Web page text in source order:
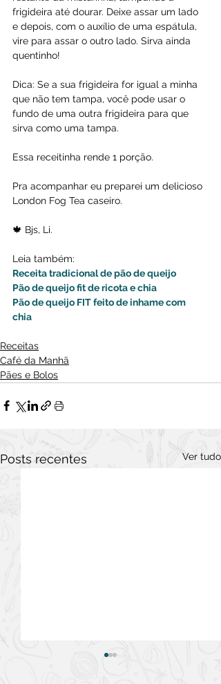
frigideira até dourar. Deixe assar um lado
e depois, com o auxílio de uma espátula,
vire para assar o outro lado. Sirva ainda
quentinho!
Dica: Se a sua frigideira for igual a minha
que não tem tampa, você pode usar o
fundo de uma outra frigideira para que
sirva como uma tampa.
Essa receitinha rende 1 porção.
Pra acompanhar eu preparei um delicioso
London Fog Tea caseiro.
🍁 Bjs, Li.
Leia também:
Receita tradicional de pão de queijo
Pão de queijo fit de ricota e chia
Pão de queijo FIT feito de inhame com
chia
Receitas
Café da Manhã
Pães e Bolos
Posts recentes Ver tudo